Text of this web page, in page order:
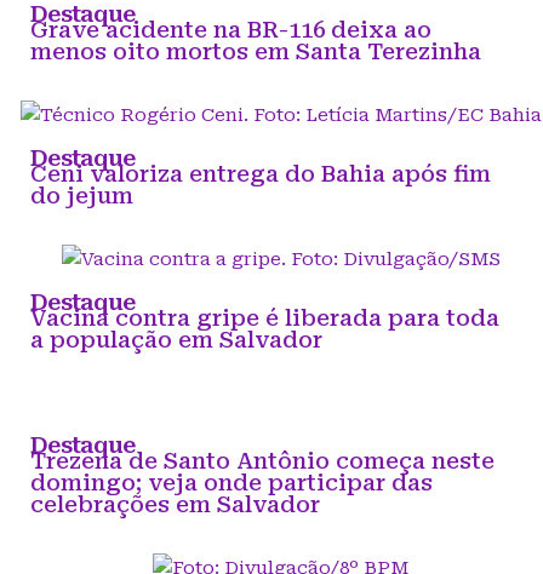
Destaque
Grave acidente na BR-116 deixa ao
menos oito mortos em Santa Terezinha
Destaque
Ceni valoriza entrega do Bahia após fim
do jejum
Destaque
Vacina contra gripe é liberada para toda
a população em Salvador
Destaque
Trezena de Santo Antônio começa neste
domingo; veja onde participar das
celebrações em Salvador